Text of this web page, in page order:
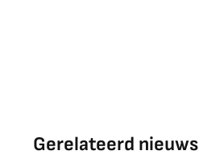
Gerelateerd nieuws